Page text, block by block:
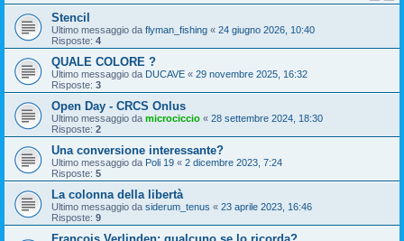
Stencil
Ultimo messaggio da flyman_fishing « 24 giugno 2026, 10:40
Risposte: 4
QUALE COLORE ?
Ultimo messaggio da DUCAVE « 29 novembre 2025, 16:32
Risposte: 3
Open Day - CRCS Onlus
Ultimo messaggio da microciccio « 28 settembre 2024, 18:30
Risposte: 2
Una conversione interessante?
Ultimo messaggio da Poli 19 « 2 dicembre 2023, 7:24
Risposte: 5
La colonna della libertà
Ultimo messaggio da siderum_tenus « 23 aprile 2023, 16:46
Risposte: 9